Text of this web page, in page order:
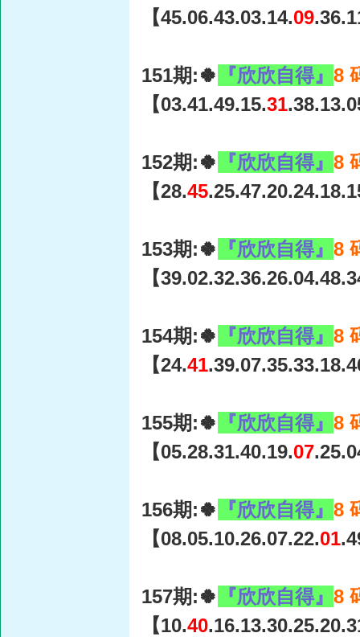
【45.06.43.03.14.09
151期:🍀 『欣欣自得』 8
【03.41.49.15.31
152期:🍀 『欣欣自得』 8
【28.45
153期:🍀 『欣欣自得』 8
【
154期:🍀 『欣欣自得』 8
【24.41
155期:🍀 『欣欣自得』 8
【05.28.31.40.19.07
156期:🍀 『欣欣自得』 8
【08.05.10.26.07.22.01
157期:🍀 『欣欣自得』 8
【10.40